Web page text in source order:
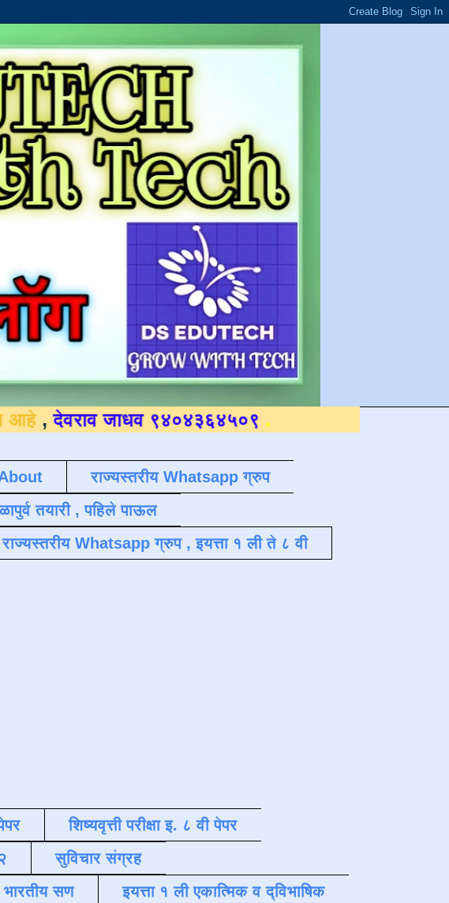
जाधव ९४०४३६४५०९ .
राज्यस्तरीय Whatsapp ग्रुप
तयारी , पहिले पाऊल
राज्यस्तरीय Whatsapp ग्रुप , इयत्ता १ ली ते ८ वी
शिष्यवृत्ती परीक्षा इ. ८ वी पेपर
सुविचार संग्रह
भारतीय सण
इयत्ता १ ली एकात्मिक व द्विभाषिक